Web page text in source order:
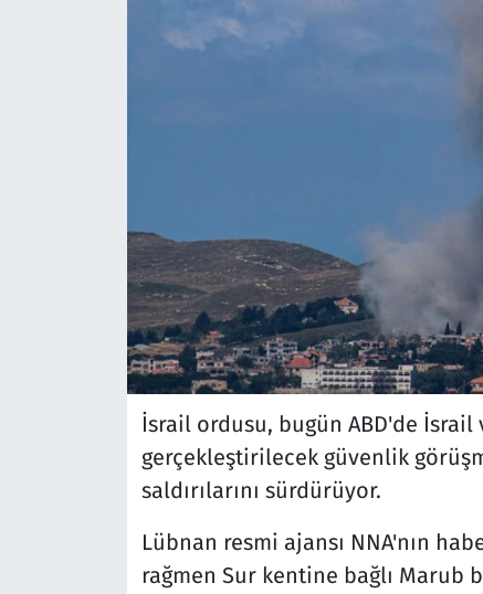
İsrail ordusu, bugün ABD'de
gerçekleştirilecek güvenlik
saldırılarını sürdürüyor.
Lübnan resmi ajansı NNA'nın
rağmen Sur kentine bağlı Marub